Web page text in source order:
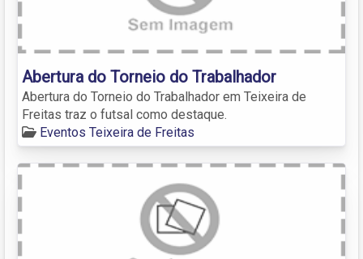
Abertura do Torneio do Trabalhador
Abertura do Torneio do Trabalhador em Teixeira de
Freitas traz o futsal como destaque.
Eventos Teixeira de Freitas